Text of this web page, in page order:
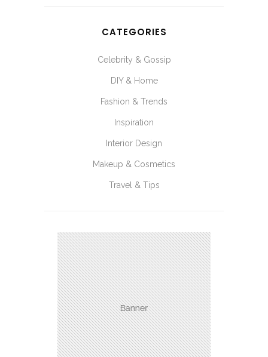
CATEGORIES
Celebrity & Gossip
DIY & Home
Fashion & Trends
Inspiration
Interior Design
Makeup & Cosmetics
Travel & Tips